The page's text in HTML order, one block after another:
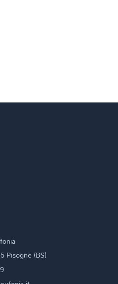
Pisogne (BS)